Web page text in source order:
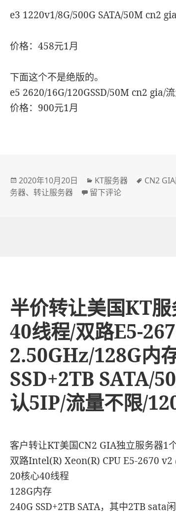
e3 1220v1/8G/500G SATA/50M cn2
价格：458元1月
下面这个不是绝版的。
e5 2620/16G/120GSSD/50M cn2 gia/
价格：900元1月
发
布
2020年10月20日
分
类
KT服务器
标
CN2
务器、转让服务器 于转让美国KT绝版50M
留下评论
半价转让美国KT
40线程/双路E5-
2.50GHz/128G内
SSD+2TB SATA/
认5IP/流量不限/
客户转让KT美国CN2 GIA独立服务器1个
双路Intel(R) Xeon(R) CPU E5-2670 v2
20核心40线程
128G内存
240G SSD+2TB SATA，其中2TB sata